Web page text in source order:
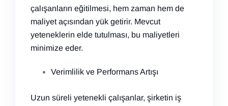
çalışanların eğitilmesi, hem zaman hem de
maliyet açısından yük getirir. Mevcut
yeteneklerin elde tutulması, bu maliyetleri
minimize eder.
Verimlilik ve Performans Artışı
Uzun süreli yetenekli çalışanlar, şirketin iş